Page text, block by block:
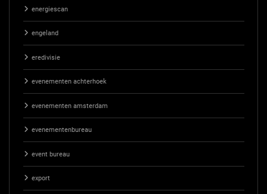
energiescan
engeland
eredivisie
evenementen achterhoek
evenementen amsterdam
evenementenbureau
event bureau
export